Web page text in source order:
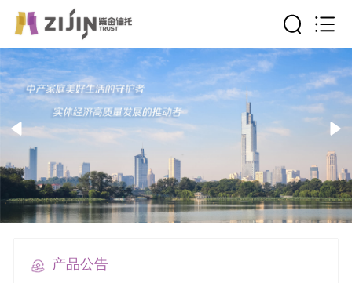
产品公告